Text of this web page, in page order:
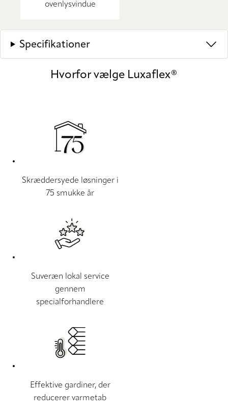
ovenlysvindue
Specifikationer
Hvorfor vælge Luxaflex®
Skræddersyede løsninger i
75 smukke år
Suveræn lokal service
gennem
specialforhandlere
Effektive gardiner, der
reducerer varmetab